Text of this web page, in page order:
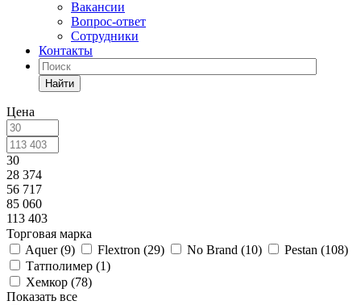
Вакансии
Вопрос-ответ
Сотрудники
Контакты
Найти
Цена
30
28 374
56 717
85 060
113 403
Торговая марка
Aquer (9) Flextron (29) No Brand (10) Pestan (108)
Татполимер (1)
Хемкор (78)
Показать все